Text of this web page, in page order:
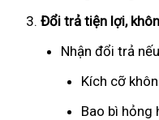
Đổi trả tiện lợi,
Nhận đổi trả
Kích cỡ
Bao bì hỏng